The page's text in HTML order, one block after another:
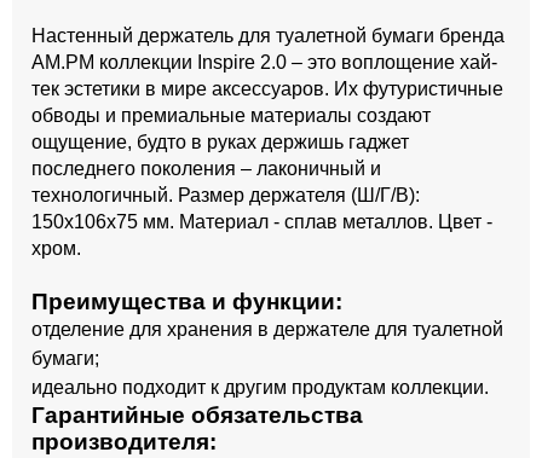
Настенный держатель для туалетной бумаги бренда
AM.PM коллекции Inspire 2.0 – это воплощение хай-
тек эстетики в мире аксессуаров. Их футуристичные
обводы и премиальные материалы создают
ощущение, будто в руках держишь гаджет
последнего поколения – лаконичный и
технологичный. Размер держателя (Ш/Г/В):
150x106x75 мм. Материал - сплав металлов. Цвет -
хром.
Преимущества и функции:
отделение для хранения в держателе для туалетной
бумаги;
идеально подходит к другим продуктам коллекции.
Гарантийные обязательства
производителя: